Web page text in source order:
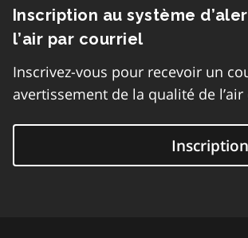
Inscription au système
l’air par courriel
Inscrivez-vous pour recevoir un
avertissement de la qualité de l’air
Inscription